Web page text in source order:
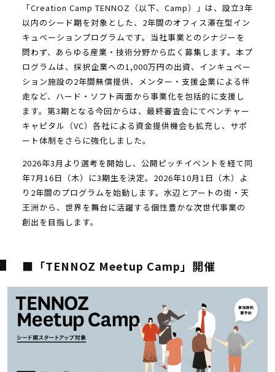
「Creation Camp TENNOZ（以下、Camp）」は、設立3年
以内のシード期を対象とした、2年間のオフィス滞在型イン
キュベーションプログラムです。当社事業とのシナジーを
問わず、あらゆる産業・技術分野から広く募集します。本プ
ログラムは、採択企業への1,000万円の出資、インキュベー
ション施設の2年間無償提供、メンター・支援企業による伴
走など、ハード・ソフト両面から事業化を包括的に支援し
ます。第3期となる今回からは、最終審査会にてベンチャー
キャピタル（VC）各社による資金提供機会も拡充し、サポ
ート体制をさらに強化しました。
2026年3月より選考を開始し、公開ピッチイベントを経て同
年7月16日（木）に3期生を決定。2026年10月1日（木）よ
り2年間のプログラムを始動します。水辺とアートの街・天
王洲から、世界を舞台に活躍する個性豊かな次世代事業の
創出を目指します。
■「TENNOZ Meetup Camp」開催